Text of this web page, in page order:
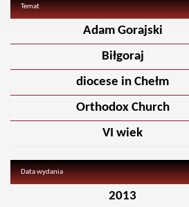
Temat
Adam Gorajski
Biłgoraj
diocese in Chełm
Orthodox Church
VI wiek
Data wydania
2013